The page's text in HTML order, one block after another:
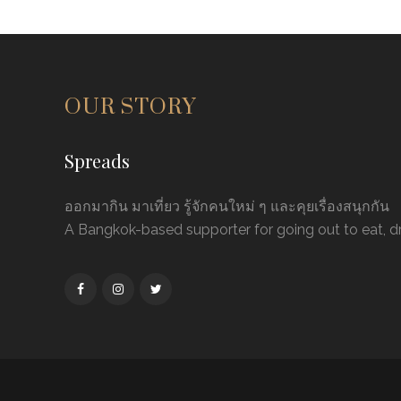
OUR STORY
Spreads
ออกมากิน มาเที่ยว รู้จักคนใหม่ ๆ และคุยเรื่องสนุกกัน
A Bangkok-based supporter for going out to eat,